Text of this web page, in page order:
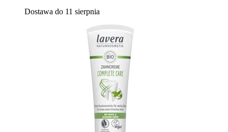
Dostawa do 11 sierpnia